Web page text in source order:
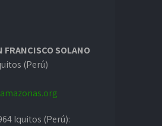
FRANCISCO SOLANO
(Perú)
Iquitos (Perú):